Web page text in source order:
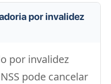
por invalidez
por invalidez
pode cancelar